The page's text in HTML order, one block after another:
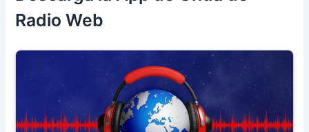
Radio Web